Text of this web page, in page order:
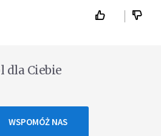
dla Ciebie
WSPOMÓŻ NAS